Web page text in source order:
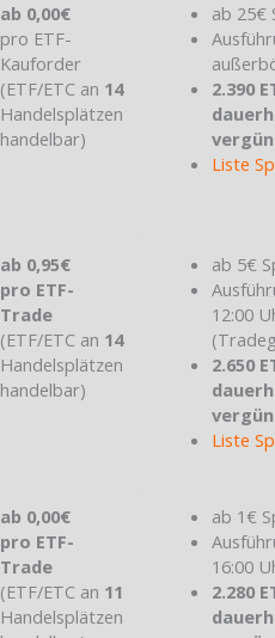
ab 0,00€
pro ETF-
Kauforder
(ETF/ETC an 14
Handelsplätzen
handelbar)
ab 25€
2.390
Liste
ab 0,95€
pro ETF-
Trade
(ETF/ETC an 14
Handelsplätzen
handelbar)
ab 5€
12:00
2.650
Liste
ab 0,00€
pro ETF-
Trade
(ETF/ETC an 11
Handelsplätzen
ab 1€
16:00
2.280